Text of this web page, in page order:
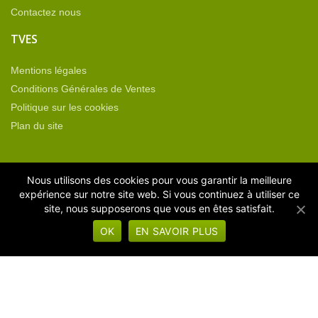
Contactez nous
TVES
Mentions légales
Conditions Générales de Ventes
Politique sur les cookies
Plan du site
CATÉGORIES DE PRODUITS
Equipement neuf
Machines d'occasion
Nous utilisons des cookies pour vous garantir la meilleure
expérience sur notre site web. Si vous continuez à utiliser ce
site, nous supposerons que vous en êtes satisfait.
OK
EN SAVOIR PLUS